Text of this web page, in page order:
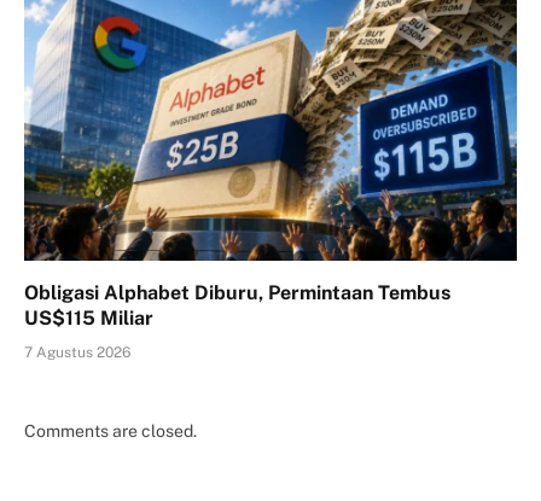
Obligasi Alphabet Diburu, Permintaan Tembus
US$115 Miliar
7 Agustus 2026
Comments are closed.